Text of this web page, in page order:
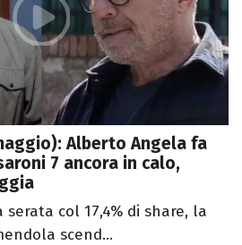
Alberto Angela fa
7 ancora in calo,
col 17,4% di share, la
scend...